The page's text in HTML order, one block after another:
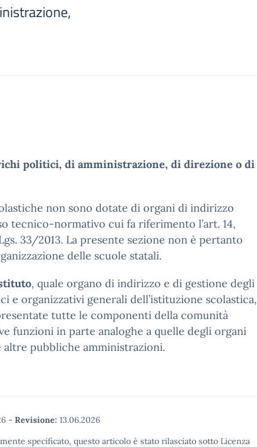
politici, di amministrazione, di direzione o di
non sono dotate di organi di indirizzo
tecnico-normativo cui fa riferimento l’art. 14,
33/2013. La presente sezione non è pertanto
delle scuole statali.
, quale organo di indirizzo e di gestione degli
e organizzativi generali dell’istituzione scolastica,
tutte le componenti della comunità
funzioni in parte analoghe a quelle degli organi
altre pubbliche amministrazioni.
- Revisione: 13.06.2026
specificato, questo articolo è stato rilasciato sotto Licenza